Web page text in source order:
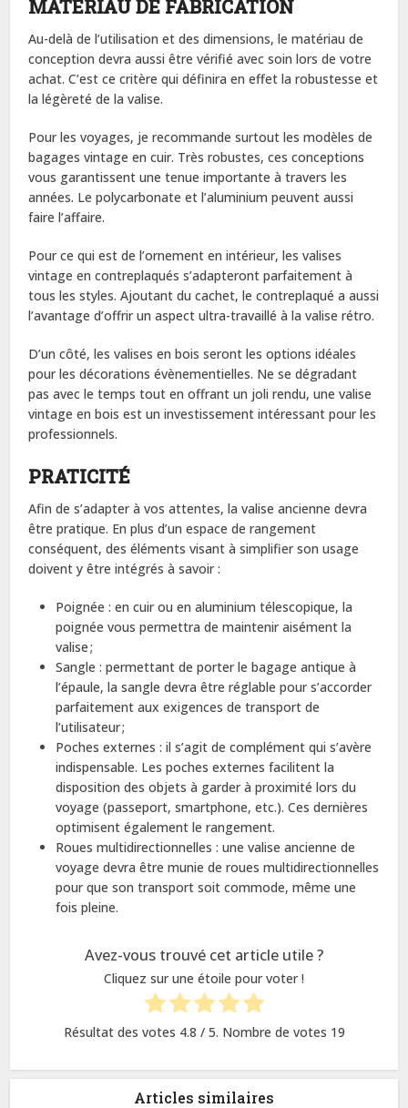
MATÉRIAU DE FABRICATION
Au-delà de l’utilisation et des dimensions, le matériau de
conception devra aussi être vérifié avec soin lors de votre
achat. C’est ce critère qui définira en effet la robustesse et
la légèreté de la valise.
Pour les voyages, je recommande surtout les modèles de
bagages vintage en cuir. Très robustes, ces conceptions
vous garantissent une tenue importante à travers les
années. Le polycarbonate et l’aluminium peuvent aussi
faire l’affaire.
Pour ce qui est de l’ornement en intérieur, les valises
vintage en contreplaqués s’adapteront parfaitement à
tous les styles. Ajoutant du cachet, le contreplaqué a aussi
l’avantage d’offrir un aspect ultra-travaillé à la valise rétro.
D’un côté, les valises en bois seront les options idéales
pour les décorations évènementielles. Ne se dégradant
pas avec le temps tout en offrant un joli rendu, une valise
vintage en bois est un investissement intéressant pour les
professionnels.
PRATICITÉ
Afin de s’adapter à vos attentes, la valise ancienne devra
être pratique. En plus d’un espace de rangement
conséquent, des éléments visant à simplifier son usage
doivent y être intégrés à savoir :
Poignée : en cuir ou en aluminium télescopique, la
poignée vous permettra de maintenir aisément la
valise ;
Sangle : permettant de porter le bagage antique à
l’épaule, la sangle devra être réglable pour s’accorder
parfaitement aux exigences de transport de
l’utilisateur ;
Poches externes : il s’agit de complément qui s’avère
indispensable. Les poches externes facilitent la
disposition des objets à garder à proximité lors du
voyage (passeport, smartphone, etc.). Ces dernières
optimisent également le rangement.
Roues multidirectionnelles : une valise ancienne de
voyage devra être munie de roues multidirectionnelles
pour que son transport soit commode, même une
fois pleine.
Avez-vous trouvé cet article utile ?
Cliquez sur une étoile pour voter !
Résultat des votes 4.8 / 5. Nombre de votes 19
Articles similaires